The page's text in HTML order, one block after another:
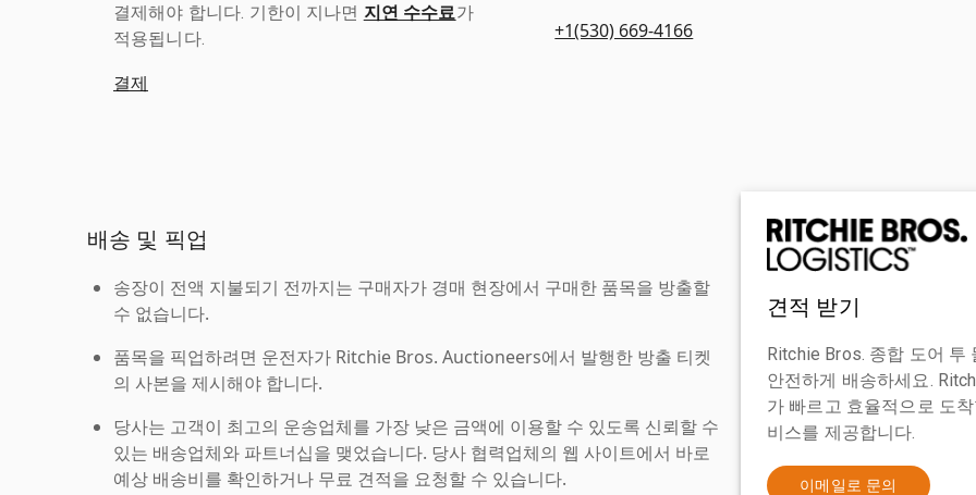
결제해야 합니다. 기한이 지나면 지연 수수료 가
적용됩니다.
결제
+1(530) 669-4166
배송 및 픽업
송장이 전액 지불되기 전까지는 구매자가 경매 현장에서 구매한 품목을 방출할
수 없습니다.
품목을 픽업하려면 운전자가 Ritchie Bros. Auctioneers에서 발행한 방출 티켓
의 사본을 제시해야 합니다.
당사는 고객이 최고의 운송업체를 가장 낮은 금액에 이용할 수 있도록 신뢰할 수
있는 배송업체와 파트너십을 맺었습니다. 당사 협력업체의 웹 사이트에서 바로
예상 배송비를 확인하거나 무료 견적을 요청할 수 있습니다.
견적 받기
Ritchie Bros. 종합 도어 투
안전하게 배송하세요.
가 빠르고 효율적으로 도
비스를 제공합니다.
이메일로 문의